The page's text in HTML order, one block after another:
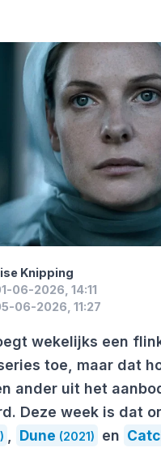
Knipping
06-2026, 14:11
06-2026, 11:27
wekelijks een
toe, maar dat
ander uit het
Deze week is dat
, Dune (2021) en